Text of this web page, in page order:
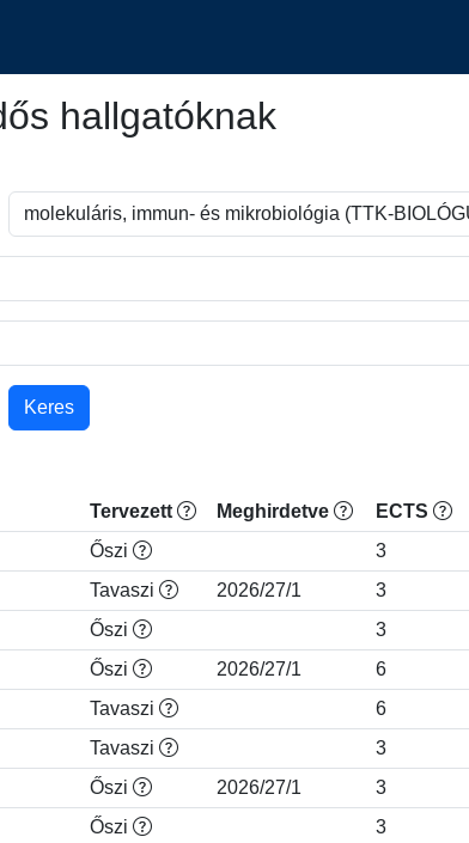
hallgatóknak
Tervezett Meghirdetve ECTS
Őszi 3
Tavaszi 2026/27/1 3
Őszi 3
Őszi 2026/27/1 6
Tavaszi 6
Tavaszi 3
Őszi 2026/27/1 3
Őszi 3